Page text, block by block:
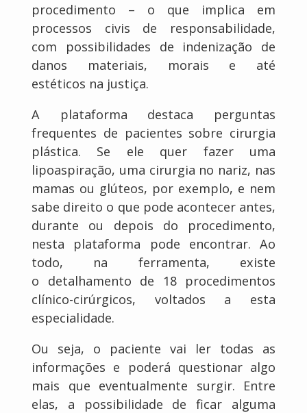
procedimento – o que implica em
processos civis de responsabilidade,
com possibilidades de indenização de
danos materiais, morais e até
estéticos na justiça.
A plataforma destaca perguntas
frequentes de pacientes sobre cirurgia
plástica. Se ele quer fazer uma
lipoaspiração, uma cirurgia no nariz, nas
mamas ou glúteos, por exemplo, e nem
sabe direito o que pode acontecer antes,
durante ou depois do procedimento,
nesta plataforma pode encontrar. Ao
todo, na ferramenta, existe
o detalhamento de 18 procedimentos
clínico-cirúrgicos, voltados a esta
especialidade.
Ou seja, o paciente vai ler todas as
informações e poderá questionar algo
mais que eventualmente surgir. Entre
elas, a possibilidade de ficar alguma